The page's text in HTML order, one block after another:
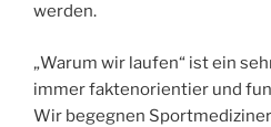
werden.
„Warum wir laufen“ ist ein
immer faktenorientier und
Wir begegnen